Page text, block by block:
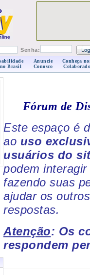
Senha:
Brasil
Anuncie
Conosco
Conheça
Fórum de
Este espaço é
ao uso
usuários do
podem
fazendo suas
ajudar os
respostas.
Atenção: Os
respondem